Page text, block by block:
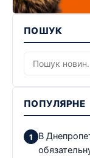
ПОШУК
ПОПУЛЯРНЕ
В